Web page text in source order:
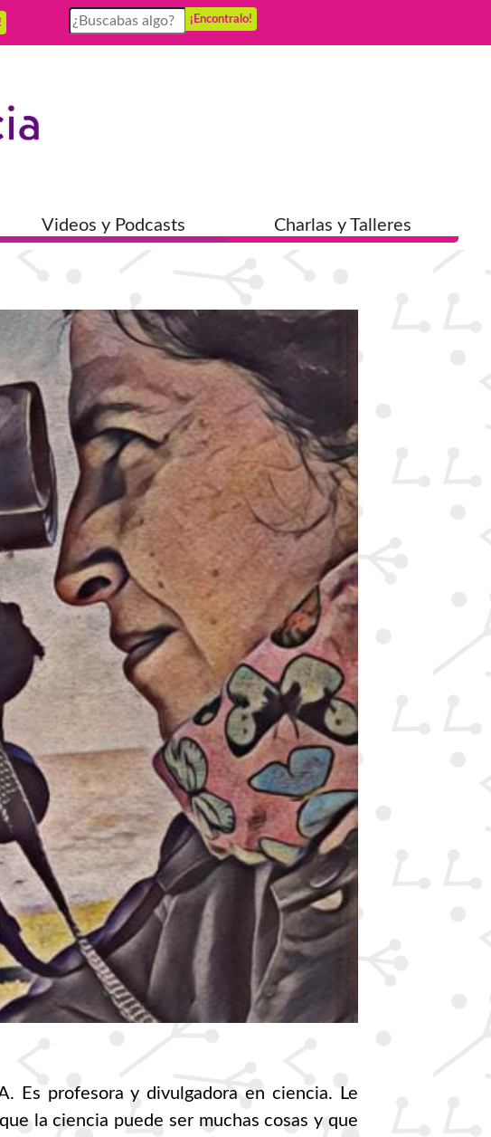
¡Encontralo!
Videos y Podcasts Charlas y Talleres
Es profesora y divulgadora en ciencia. Le
la ciencia puede ser muchas cosas y que